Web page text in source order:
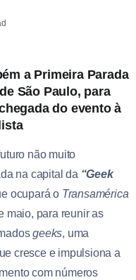
a Primeira Parada
São Paulo, para
do evento à
não muito
na capital da “Geek
ocupará o Transamérica
maio, para reunir as
geeks, uma
cresce e impulsiona a
com números